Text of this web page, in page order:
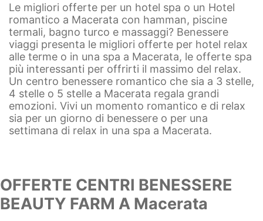
Le migliori offerte per un hotel spa o un Hotel
romantico a Macerata con hamman, piscine
termali, bagno turco e massaggi? Benessere
viaggi presenta le migliori offerte per hotel relax
alle terme o in una spa a Macerata, le offerte spa
più interessanti per offrirti il massimo del relax.
Un centro benessere romantico che sia a 3 stelle,
4 stelle o 5 stelle a Macerata regala grandi
emozioni. Vivi un momento romantico e di relax
sia per un giorno di benessere o per una
settimana di relax in una spa a Macerata.
OFFERTE CENTRI BENESSERE
BEAUTY FARM A Macerata